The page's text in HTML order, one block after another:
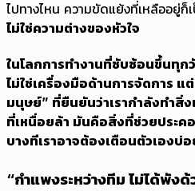
ไปทางไหน ความขัดแย้งที่เหลืออยู่ก็
ไม่ใช่ความต่างของหัวใจ
ในโลกการทำงานที่ซับซ้อนขึ้นทุก
ไม่ใช่เครื่องมือด้านการจัดการ แ
มนุษย์” ที่ยืนยันว่าเรากำลังทำสิ่
ที่เหนื่อยล้า มันคือสิ่งที่ช่วยประคอ
บางทีเราอาจต้องเตือนตัวเองบ่อ
“กำแพงระหว่างทีม ไม่ได้พัง